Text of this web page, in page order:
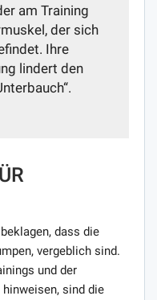
am Training
der sich
Ihre
lindert den
dass die
vergeblich sind.
und der
sind die